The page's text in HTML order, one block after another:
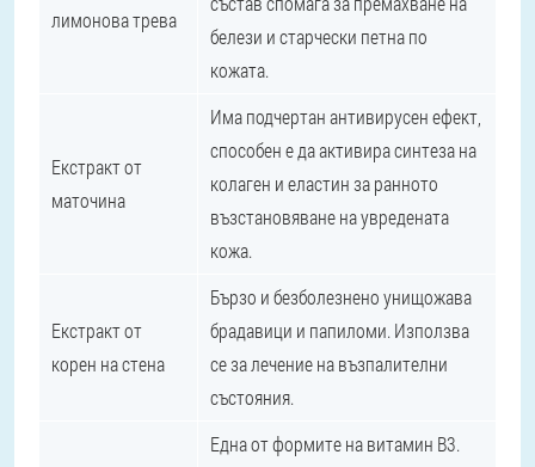
лимонова трева
белези и старчески петна по
кожата.
Екстракт от
маточина
Има подчертан антивирусен ефект,
способен е да активира синтеза на
колаген и еластин за ранното
възстановяване на увредената
кожа.
Екстракт от
корен на стена
Бързо и безболезнено унищожава
брадавици и папиломи. Използва
се за лечение на възпалителни
състояния.
Една от формите на витамин В3.